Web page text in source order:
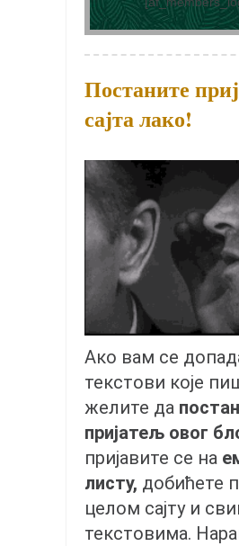
тсунами дојо
програм
снимци наступа
галерија клуба
контакт
бесплатна е-књига
термини тренинга
контакт
Постаните
сајта лако!
Ако вам се
текстови које
желите да
пријатељ овог
пријавите се на
листу, добићете
целом сајту и
текстовима.